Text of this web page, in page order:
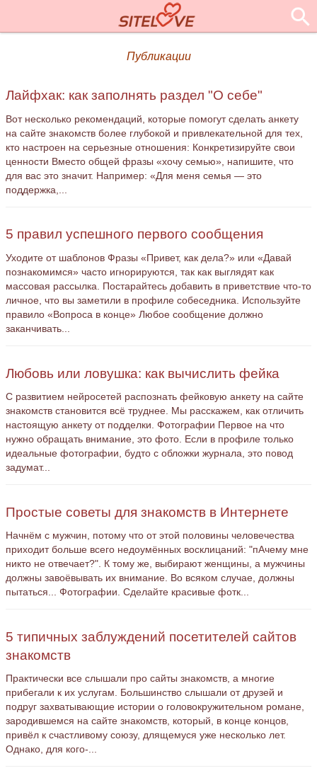
Публикации
Лайфхак: как заполнять раздел "О себе"
Вот несколько рекомендаций, которые помогут сделать анкету
на сайте знакомств более глубокой и привлекательной для тех,
кто настроен на серьезные отношения: Конкретизируйте свои
ценности Вместо общей фразы «хочу семью», напишите, что
для вас это значит. Например: «Для меня семья — это
поддержка,...
5 правил успешного первого сообщения
Уходите от шаблонов Фразы «Привет, как дела?» или «Давай
познакомимся» часто игнорируются, так как выглядят как
массовая рассылка. Постарайтесь добавить в приветствие что-то
личное, что вы заметили в профиле собеседника. Используйте
правило «Вопроса в конце» Любое сообщение должно
заканчивать...
Любовь или ловушка: как вычислить фейка
С развитием нейросетей распознать фейковую анкету на сайте
знакомств становится всё труднее. Мы расскажем, как отличить
настоящую анкету от подделки. Фотографии Первое на что
нужно обращать внимание, это фото. Если в профиле только
идеальные фотографии, будто с обложки журнала, это повод
задумат...
Простые советы для знакомств в Интернете
Начнём с мужчин, потому что от этой половины человечества
приходит больше всего недоумённых восклицаний: "пАчему мне
никто не отвечает?". К тому же, выбирают женщины, а мужчины
должны завоёвывать их внимание. Во всяком случае, должны
пытаться... Фотографии. Сделайте красивые фотк...
5 типичных заблуждений посетителей сайтов
знакомств
Практически все слышали про сайты знакомств, а многие
прибегали к их услугам. Большинство слышали от друзей и
подруг захватывающие истории о головокружительном романе,
зародившемся на сайте знакомств, который, в конце концов,
привёл к счастливому союзу, длящемуся уже несколько лет.
Однако, для кого-...